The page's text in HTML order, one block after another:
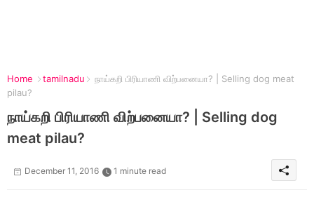
Home tamilnadu
நாய்கறி பிரியாணி விற்பனையா? | Selling dog meat
pilau?
நாய்கறி பிரியாணி விற்பனையா? | Selling dog
meat pilau?
December 11, 2016 1 minute read